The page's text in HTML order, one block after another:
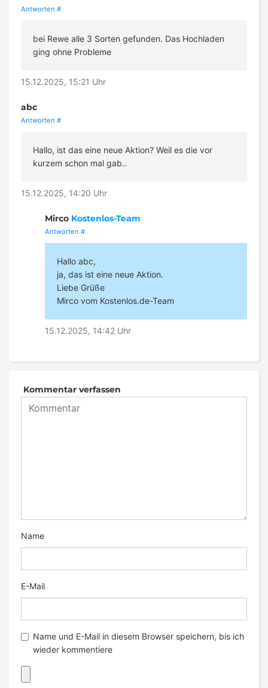
Antworten #
bei Rewe alle 3 Sorten gefunden. Das Hochladen
ging ohne Probleme
15.12.2025, 15:21 Uhr
abc
Antworten #
Hallo, ist das eine neue Aktion? Weil es die vor
kurzem schon mal gab..
15.12.2025, 14:20 Uhr
Mirco Kostenlos-Team
Antworten #
Hallo abc,
ja, das ist eine neue Aktion.
Liebe Grüße
Mirco vom Kostenlos.de-Team
15.12.2025, 14:42 Uhr
Kommentar verfassen
Name
E-Mail
Name und E-Mail in diesem Browser speichern, bis ich
wieder kommentiere